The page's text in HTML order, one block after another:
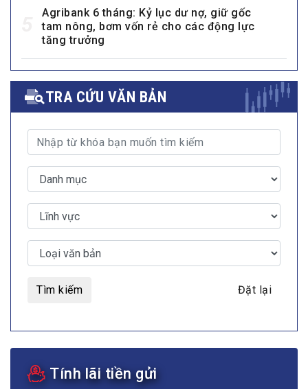
Agribank 6 tháng: Kỷ lục dư nợ, giữ gốc
tam nông, bơm vốn rẻ cho các động lực
tăng trưởng
TRA CỨU VĂN BẢN
Tìm kiếm Đặt lại
Tính lãi tiền gửi